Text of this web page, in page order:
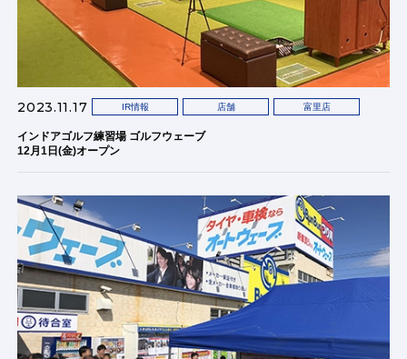
2023.11.17 IR情報 店舗 富里店
インドアゴルフ練習場 ゴルフウェーブ
12月1日(金)オープン